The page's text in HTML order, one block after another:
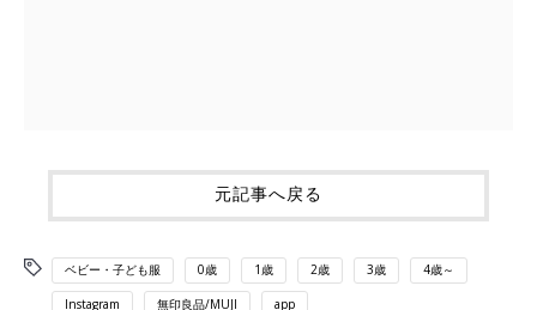
元記事へ戻る
ベビー・子ども服 0歳 1歳 2歳 3歳 4歳～
Instagram 無印良品/MUJI app